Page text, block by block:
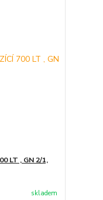
LT , GN 2/1,
skladem